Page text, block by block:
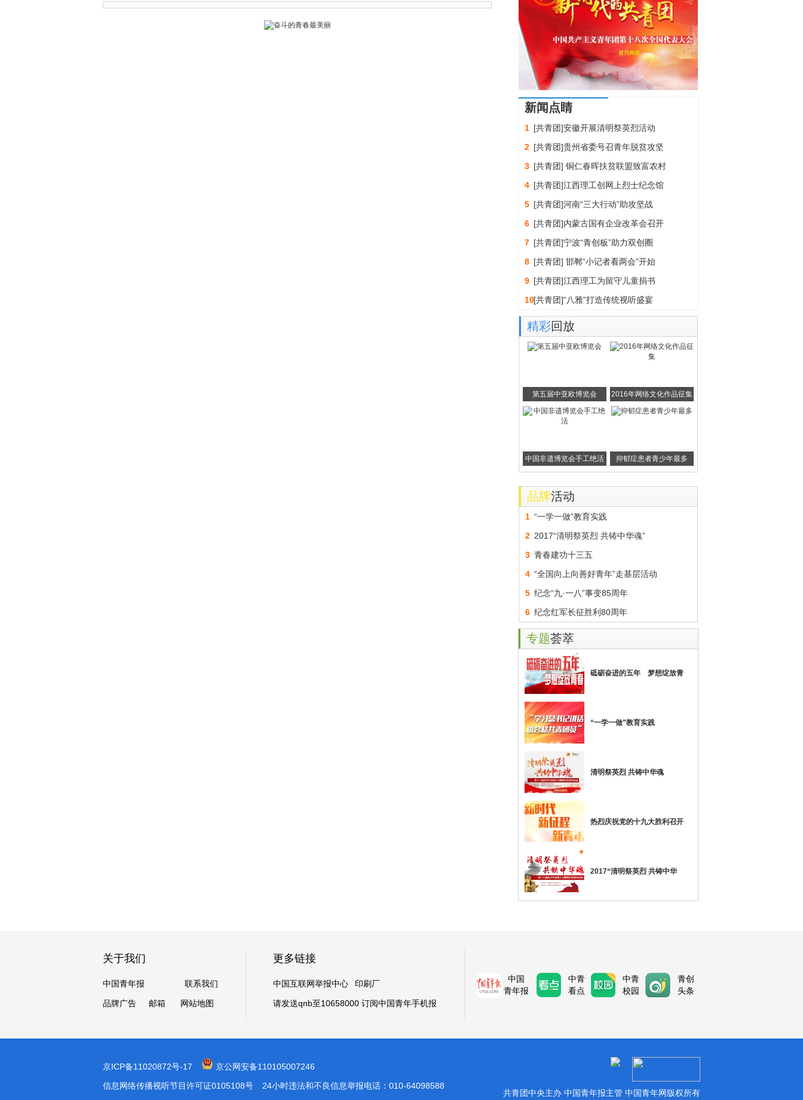
新闻点睛
1 [共青团]安徽开展清明祭英烈活动
2 [共青团]贵州省委号召青年脱贫攻坚
3 [共青团] 铜仁春晖扶贫联盟致富农村
4 [共青团]江西理工创网上烈士纪念馆
5 [共青团]河南“三大行动”助攻坚战
6 [共青团]内蒙古国有企业改革会召开
7 [共青团]宁波“青创板”助力双创圈
8 [共青团] 邯郸“小记者看两会”开始
9 [共青团]江西理工为留守儿童捐书
10[共青团]“八雅”打造传统视听盛宴
精彩回放
第五届中亚欧博览会 2016年网络文化作品征集
中国非遗博览会手工绝活 抑郁症患者青少年最多
品牌活动
1 “一学一做”教育实践
2 2017“清明祭英烈 共铸中华魂”
3 青春建功十三五
4 “全国向上向善好青年”走基层活动
5 纪念“九·一八”事变85周年
6 纪念红军长征胜利80周年
专题荟萃
砥砺奋进的五年 梦想绽放青
“一学一做”教育实践
清明祭英烈 共铸中华魂
热烈庆祝党的十九大胜利召开
2017“清明祭英烈 共铸中华
关于我们
中国青年报 联系我们
品牌广告 邮箱 网站地图
更多链接
中国互联网举报中心 印刷厂
请发送qnb至10658000 订阅中国青年手机报
中国
青年报
中青
看点
中青
校园
青创
头条
京ICP备11020872号-17
京公网安备110105007246
信息网络传播视听节目许可证0105108号
24小时违法和不良信息举报电话：010-64098588
共青团中央主办 中国青年报主管 中国青年网版权所有